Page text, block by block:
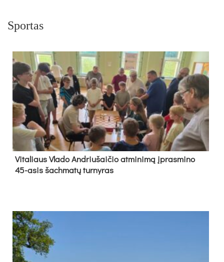
Sportas
Vi­ta­liaus Vla­do And­riu­šai­čio at­mi­ni­mą įpras­mi­no
45-asis šach­ma­tų tur­ny­ras